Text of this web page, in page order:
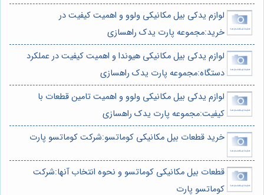
لوازم یدکی بیل مکانیکی ولوو و اهمیت کیفیت در
خرید:مجموعه پارت یدک راهسازی
لوازم یدکی بیل مکانیکی هیوندا و اهمیت کیفیت در عملکرد
دستگاه:مجموعه پارت یدک راهسازی
لوازم یدکی بیل مکانیکی ولوو و اهمیت تامین قطعات با
کیفیت:مجموعه پارت یدک راهسازی
خرید قطعات بیل مکانیکی کوماتسو:شرکت کوماتسو پارت
قطعات بیل مکانیکی کوماتسو و نحوه انتخاب آنها:شرکت
کوماتسو پارت